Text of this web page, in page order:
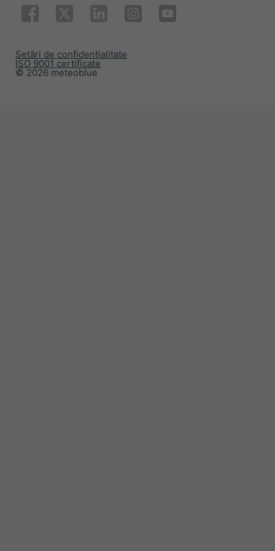
© 2026 meteoblue
ISO 9001 certificate
Setări de confidențialitate